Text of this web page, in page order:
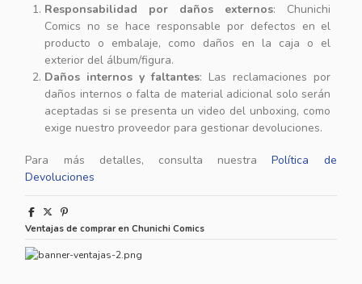
Responsabilidad por daños externos: Chunichi
Comics no se hace responsable por defectos en el
producto o embalaje, como daños en la caja o el
exterior del álbum/figura.
Daños internos y faltantes: Las reclamaciones por
daños internos o falta de material adicional solo serán
aceptadas si se presenta un video del unboxing, como
exige nuestro proveedor para gestionar devoluciones.
Para más detalles, consulta nuestra
Política de
Devoluciones
Ventajas de comprar en Chunichi Comics